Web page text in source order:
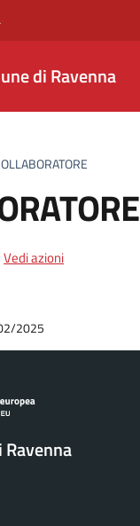
di Ravenna
Vedi azioni
2025
Ravenna